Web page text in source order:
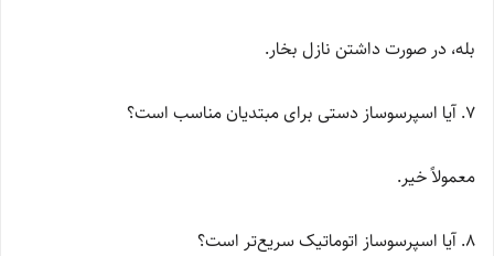
بله، در صورت داشتن نازل بخار.
7. آیا اسپرسوساز دستی برای مبتدیان مناسب است؟
معمولاً خیر.
8. آیا اسپرسوساز اتوماتیک سریع‌تر است؟